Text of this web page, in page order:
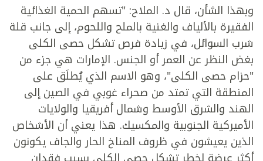
وبهذا الشأن، قال د. الملاح: "تسهم الحمية الغذائية
الفقيرة بالألياف والغنية بالملح واللحوم، إلى جانب قلة
شرب السوائل، في زيادة فرص تشكل حصى الكلى
بغض النظر عن العمر أو الجنس. الإمارات هي جزء من
"حزام حصى الكلى"، وهو الاسم الذي يُطلَق على
المنطقة التي تمتد من صحراء غوبي في الصين إلى
الهند والشرق الأوسط وشمال أفريقيا والولايات
الأميركية الجنوبية والمكسيك. هذا يعني أن الأشخاص
الذين يعيشون في ظروف المناخ الحار والجاف يكونون